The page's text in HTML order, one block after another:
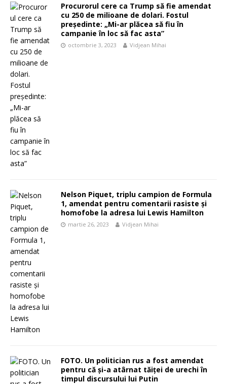
Procurorul cere ca Trump să fie amendat
cu 250 de milioane de dolari. Fostul
președinte: „Mi-ar plăcea să fiu în
campanie în loc să fac asta”
octombrie 3, 2023 Vidjean Mihai
Nelson Piquet, triplu campion de Formula
1, amendat pentru comentarii rasiste și
homofobe la adresa lui Lewis Hamilton
martie 26, 2023 Vidjean Mihai
FOTO. Un politician rus a fost amendat
pentru că și-a atârnat tăiței de urechi în
timpul discursului lui Putin